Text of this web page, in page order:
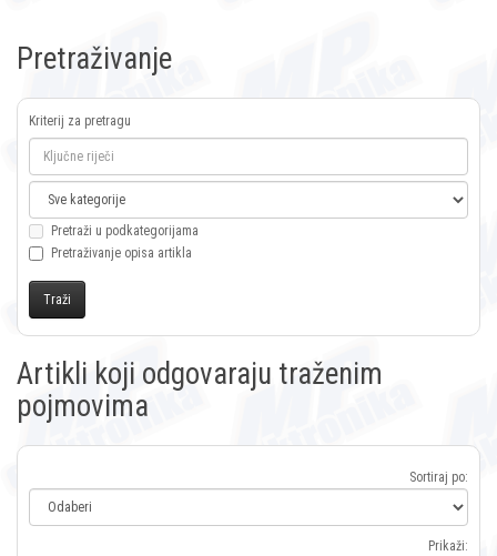
Pretraživanje
Kriterij za pretragu
Pretraži u podkategorijama
Pretraživanje opisa artikla
Artikli koji odgovaraju traženim
pojmovima
Sortiraj po:
Prikaži: